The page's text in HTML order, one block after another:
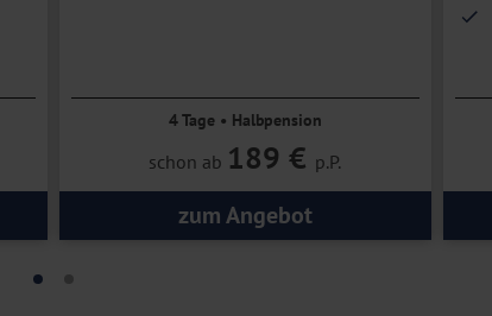
4 Tage • Halbpension
schon ab 189 € p.P.
zum Angebot